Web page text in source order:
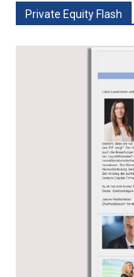
Private Equity Flash